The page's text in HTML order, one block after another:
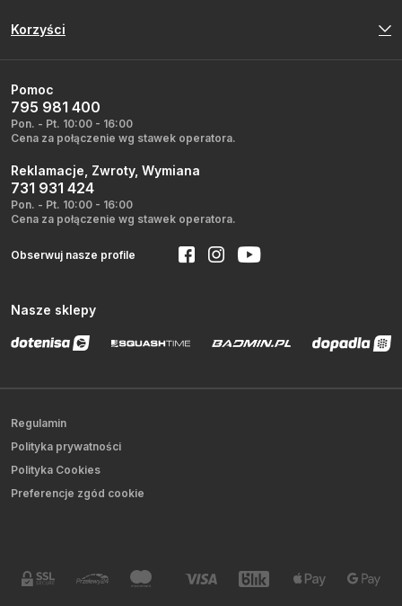
Korzyści
Pomoc
795 981 400
Pon. - Pt. 10:00 - 16:00
Cena za połączenie wg stawek operatora.
Reklamacje, Zwroty, Wymiana
731 931 424
Pon. - Pt. 10:00 - 16:00
Cena za połączenie wg stawek operatora.
Obserwuj nasze profile
Nasze sklepy
Regulamin
Polityka prywatności
Polityka Cookies
Preferencje zgód cookie